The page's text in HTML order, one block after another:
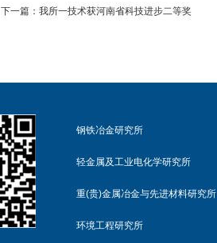
下一篇： 我所一技术获河南省科技进步二等奖
钢铁冶金研究所
轻金属及工业电化学研究所
重(贵)金属冶金与先进材料研究所
环境工程研究所